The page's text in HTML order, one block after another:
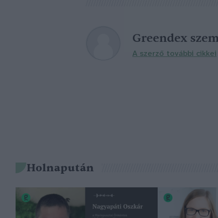
Greendex
A szerző további cikkei
Holnapután